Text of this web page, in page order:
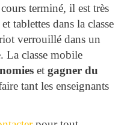
terminé, il est très
tablettes dans la classe
verrouillé dans un
La classe mobile
et gagner du
tant les enseignants